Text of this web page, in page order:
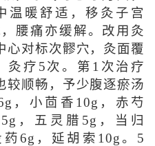
温暖舒适，移灸子宫
腰痛亦缓解。改用灸
心对标次髎穴，灸面覆
灸疗5次。第1次治疗
较顺畅，予少腹逐瘀汤
，小茴香10g，赤芍
，五灵腊5g，当归
6g，延胡索10g。5